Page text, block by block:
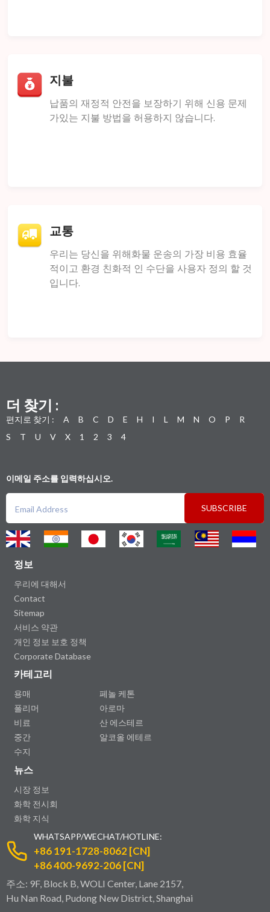
지불
납품의 재정적 안전을 보장하기 위해 신용 문제
가있는 지불 방법을 허용하지 않습니다.
교통
우리는 당신을 위해화물 운송의 가장 비용 효율
적이고 환경 친화적 인 수단을 사용자 정의 할 것
입니다.
더 찾기 :
편지로 찾기 : A B C D E H I L M N O P
R
S
T U V X 1 2 3 4
이메일 주소를 입력하십시오.
SUBSCRIBE
정보
우리에 대해서
Contact
Sitemap
서비스 약관
개인 정보 보호 정책
Corporate Database
카테고리
용매
폴리머
비료
중간
수지
페놀 케톤
아로마
산 에스테르
알코올 에테르
뉴스
시장 정보
화학 전시회
화학 지식
WHATSAPP/WECHAT/HOTLINE:
+86 191-1728-8062 [CN]
+86 400-9692-206 [CN]
주소: 9F, Block B, WOLI Center, Lane 2157,
Hu Nan Road, Pudong New District, Shanghai